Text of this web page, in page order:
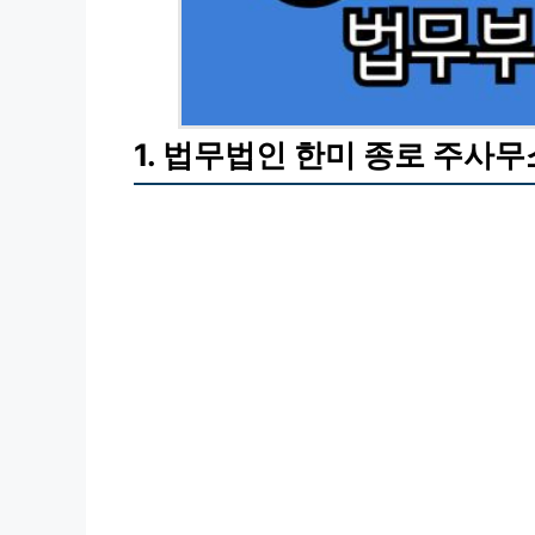
1. 법무법인 한미 종로 주사